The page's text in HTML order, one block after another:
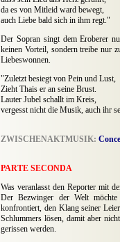
da es von Mitleid ward bewegt,
auch Liebe bald sich in ihm regt."
Der Sopran singt dem Eroberer
keinen Vorteil, sondern treibe nur
Liebeswonnen.
"Zuletzt besiegt von Pein und Lust,
Zieht Thais er an seine Brust.
Lauter Jubel schallt im Kreis,
vergesst nicht die Musik, auch ihr
ZWISCHENAKTMUSIK:
PARTE SECONDA
Was veranlasst den Reporter mit
Der Bezwinger der Welt
konfrontiert, den Klang seiner
Schlummers lösen, damit aber
gerissen werden.